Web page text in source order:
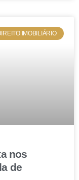
IMOBILIÁRIO
nos
de